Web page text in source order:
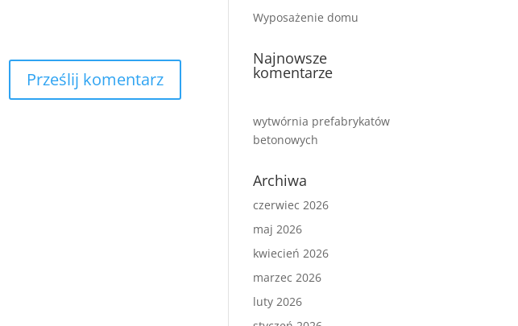
Wyposażenie domu
Najnowsze
komentarze
wytwórnia prefabrykatów
betonowych
Archiwa
czerwiec 2026
maj 2026
kwiecień 2026
marzec 2026
luty 2026